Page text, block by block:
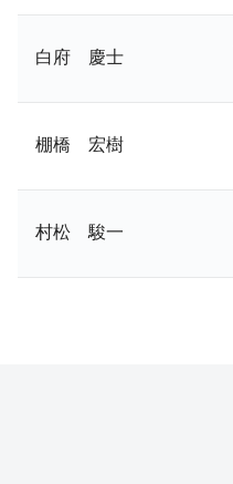
白府 慶士
棚橋 宏樹
村松 駿一